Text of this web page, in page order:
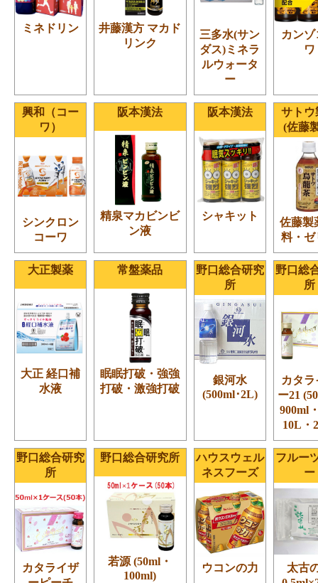
ミネドリン
井藤漢方 マカド
リンク
三多水(サン
ダス)ミネラ
ルウォータ
ー
カンゾ
ワ
興和（コー
ワ）
シンクロン
コーワ
阪本漢法
精泉マカビンビ
ン液
阪本漢法
シャキット
サトウ
(佐藤
佐藤製
料・ゼ
大正製薬
大正 経口補
水液
常盤薬品
眠眠打破・強強
打破・激強打破
野口総合研究
所
銀河水
(500ml･2L)
野口総
所
カタラ
ー21
900ml
10L・
野口総合研究
所
カタライザ
野口総合研究所
若源 (50ml・
100ml)
ハウスウェル
ネスフーズ
ウコンの力
フルー
ー
太古